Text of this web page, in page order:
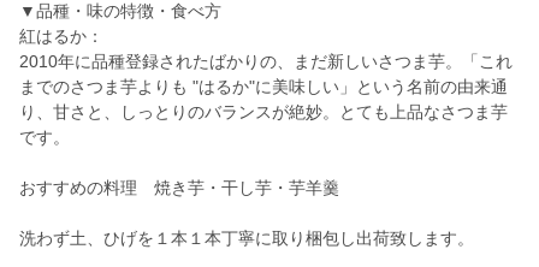
▼品種・味の特徴・食べ方
紅はるか：
2010年に品種登録されたばかりの、まだ新しいさつま芋。「これ
までのさつま芋よりも "はるか"に美味しい」という名前の由来通
り、甘さと、しっとりのバランスが絶妙。とても上品なさつま芋
です。
おすすめの料理 焼き芋・干し芋・芋羊羹
洗わず土、ひげを１本１本丁寧に取り梱包し出荷致します。